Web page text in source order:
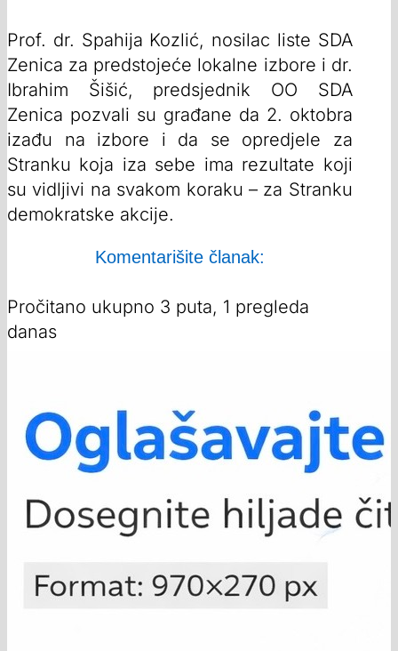
Prof. dr. Spahija Kozlić, nosilac liste SDA
Zenica za predstojeće lokalne izbore i dr.
Ibrahim Šišić, predsjednik OO SDA
Zenica pozvali su građane da 2. oktobra
izađu na izbore i da se opredjele za
Stranku koja iza sebe ima rezultate koji
su vidljivi na svakom koraku – za Stranku
demokratske akcije.
Komentarišite članak:
Pročitano ukupno 3 puta, 1 pregleda
danas